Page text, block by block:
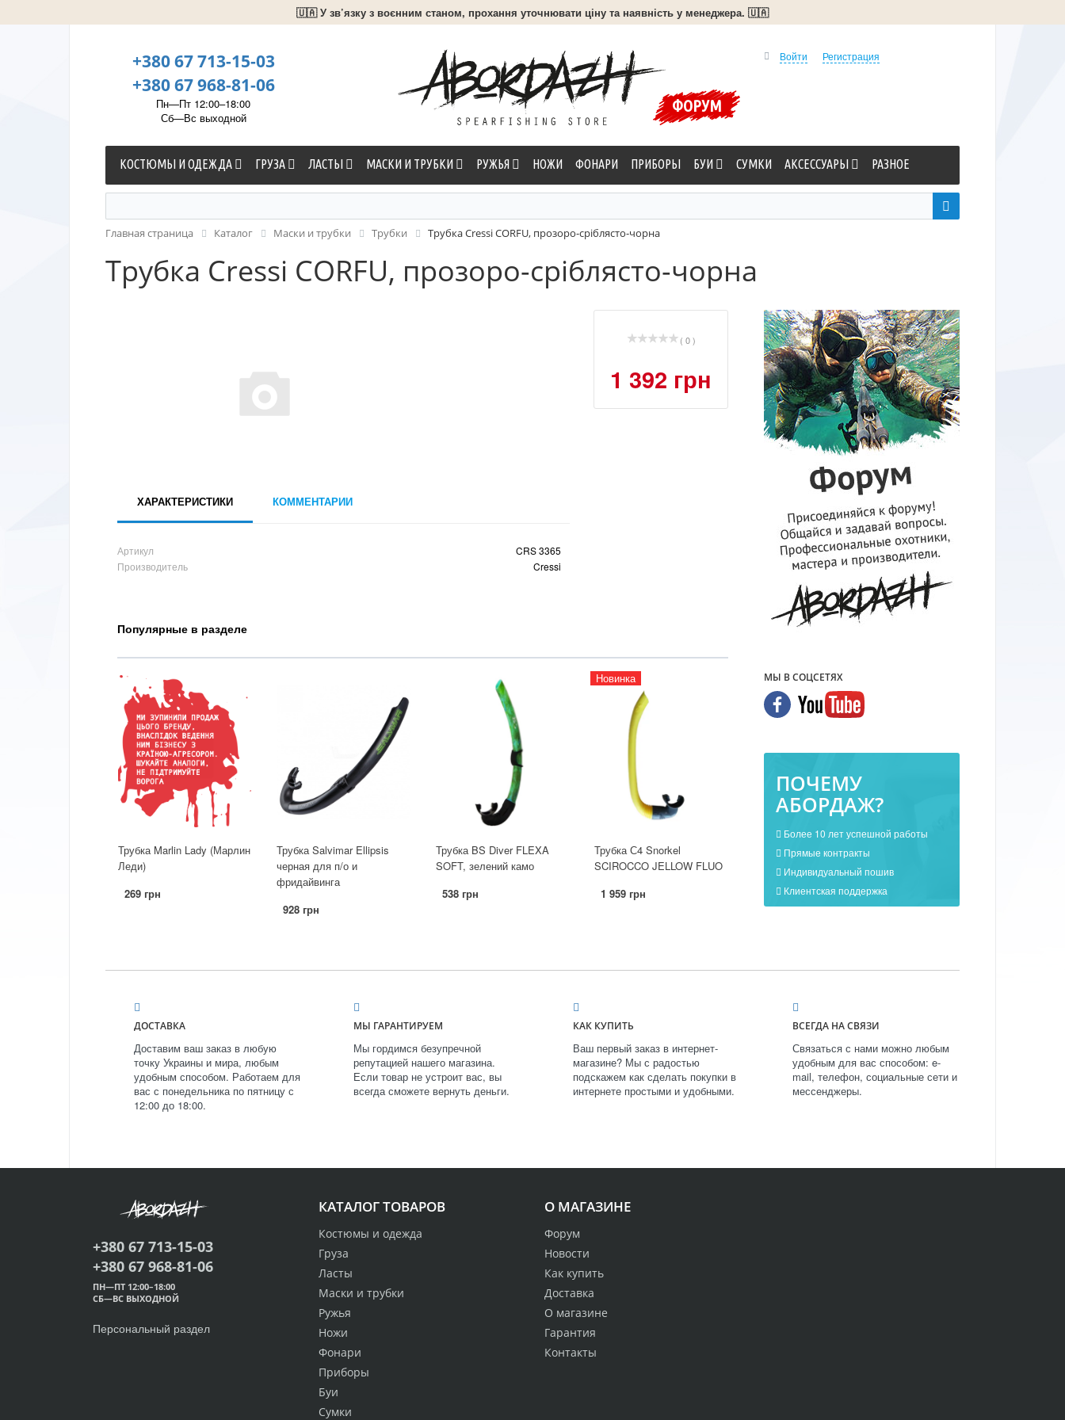
🇺🇦 У зв’язку з воєнним станом, прохання уточнювати ціну та наявність у менеджера. 🇺🇦
+380 67 713-15-03
+380 67 968-81-06
Пн—Пт 12:00–18:00
Сб—Вс выходной
ФОРУМ
Войти Регистрация
КОСТЮМЫ И ОДЕЖДА ГРУЗА ЛАСТЫ МАСКИ И ТРУБКИ РУЖЬЯ НОЖИ ФОНАРИ ПРИБОРЫ БУИ СУМКИ АКСЕССУАРЫ РАЗНОЕ
Главная страница Каталог Маски и трубки Трубки Трубка Cressi CORFU, прозоро-сріблясто-чорна
Трубка Cressi CORFU, прозоро-сріблясто-чорна
( 0 )
1 392 грн
ХАРАКТЕРИСТИКИ КОММЕНТАРИИ
Артикул
CRS 3365
Производитель
Cressi
Популярные в разделе
Трубка Marlin Lady (Марлин
Леди)
269 грн
Трубка Salvimar Ellipsis
черная для п/о и
фридайвинга
928 грн
Трубка BS Diver FLEXA
SOFT, зелений камо
538 грн
Новинка
Трубка С4 Snorkel
SCIROCCO JELLOW FLUO
1 959 грн
МЫ В СОЦСЕТЯХ
ПОЧЕМУ
АБОРДАЖ?
Более 10 лет успешной работы
Прямые контракты
Индивидуальный пошив
Клиентская поддержка
ДОСТАВКА
Доставим ваш заказ в любую
точку Украины и мира, любым
удобным способом. Работаем для
вас с понедельника по пятницу с
12:00 до 18:00.
МЫ ГАРАНТИРУЕМ
Мы гордимся безупречной
репутацией нашего магазина.
Если товар не устроит вас, вы
всегда сможете вернуть деньги.
КАК КУПИТЬ
Ваш первый заказ в интернет-
магазине? Мы с радостью
подскажем как сделать покупки в
интернете простыми и удобными.
ВСЕГДА НА СВЯЗИ
Связаться с нами можно любым
удобным для вас способом: e-
mail, телефон, социальные сети и
мессенджеры.
О МАГАЗИНЕ
Форум
Новости
Как купить
Доставка
О магазине
Гарантия
Контакты
КАТАЛОГ ТОВАРОВ
Костюмы и одежда
Груза
Ласты
Маски и трубки
Ружья
Ножи
Фонари
Приборы
Буи
Сумки
+380 67 713-15-03
+380 67 968-81-06
ПН—ПТ 12:00–18:00
СБ—ВС ВЫХОДНОЙ
Персональный раздел